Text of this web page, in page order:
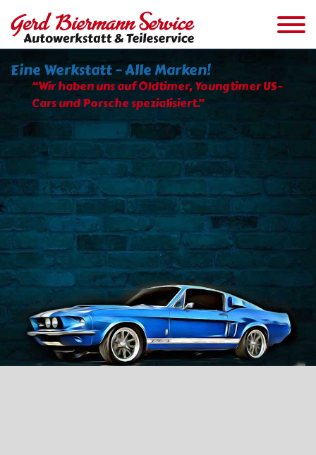
Eine Werkstatt – Alle Marken!
“Wir haben uns auf Oldtimer, Youngtimer US-
Cars und Porsche spezialisiert.”